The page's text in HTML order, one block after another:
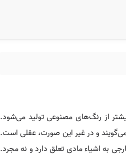
از رنگ‌های مصنوعی تولید می‌شود.
و در غیر این صورت، عقلی است.
به اشیاء مادی تعلق دارد و نه مجرد.